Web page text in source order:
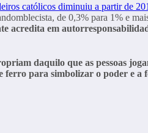
católicos diminuiu a partir de
de 0,3% para 1% e
acredita em
daquilo que as pessoas
para simbolizar o poder e a